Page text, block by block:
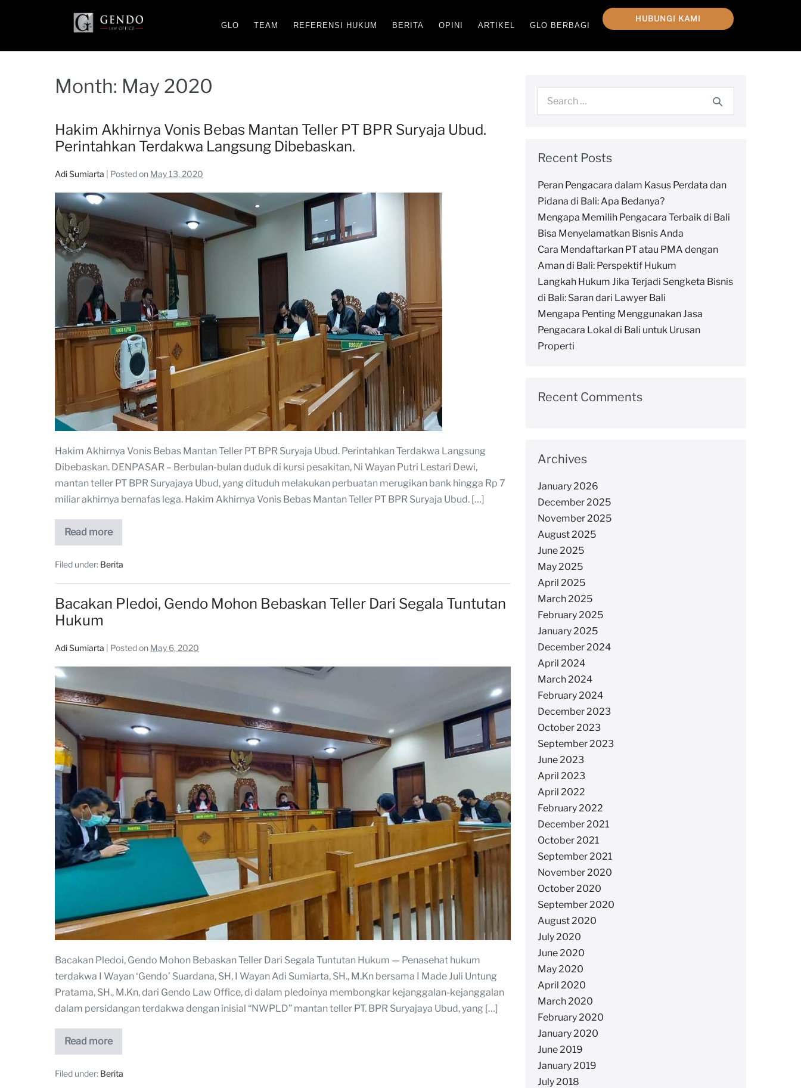
GLO TEAM REFERENSI HUKUM BERITA OPINI ARTIKEL GLO BERBAGI
HUBUNGI KAMI
Month: May 2020
Hakim Akhirnya Vonis Bebas Mantan Teller PT BPR Suryaja Ubud.
Perintahkan Terdakwa Langsung Dibebaskan.
Adi Sumiarta Posted on May 13, 2020
Hakim Akhirnya Vonis Bebas Mantan Teller PT BPR Suryaja Ubud. Perintahkan Terdakwa Langsung
Dibebaskan. DENPASAR – Berbulan-bulan duduk di kursi pesakitan, Ni Wayan Putri Lestari Dewi,
mantan teller PT BPR Suryajaya Ubud, yang dituduh melakukan perbuatan merugikan bank hingga Rp 7
miliar akhirnya bernafas lega. Hakim Akhirnya Vonis Bebas Mantan Teller PT BPR Suryaja Ubud. […]
Read more
Filed under: Berita
Bacakan Pledoi, Gendo Mohon Bebaskan Teller Dari Segala Tuntutan
Hukum
Adi Sumiarta Posted on May 6, 2020
Bacakan Pledoi, Gendo Mohon Bebaskan Teller Dari Segala Tuntutan Hukum — Penasehat hukum
terdakwa I Wayan ‘Gendo’ Suardana, SH, I Wayan Adi Sumiarta, SH., M.Kn bersama I Made Juli Untung
Pratama, SH., M.Kn, dari Gendo Law Office, di dalam pledoinya membongkar kejanggalan-kejanggalan
dalam persidangan terdakwa dengan inisial “NWPLD” mantan teller PT. BPR Suryajaya Ubud, yang […]
Read more
Filed under: Berita
Recent Posts
Peran Pengacara dalam Kasus Perdata dan
Pidana di Bali: Apa Bedanya?
Mengapa Memilih Pengacara Terbaik di Bali
Bisa Menyelamatkan Bisnis Anda
Cara Mendaftarkan PT atau PMA dengan
Aman di Bali: Perspektif Hukum
Langkah Hukum Jika Terjadi Sengketa Bisnis
di Bali: Saran dari Lawyer Bali
Mengapa Penting Menggunakan Jasa
Pengacara Lokal di Bali untuk Urusan
Properti
Recent Comments
Archives
January 2026
December 2025
November 2025
August 2025
June 2025
May 2025
April 2025
March 2025
February 2025
January 2025
December 2024
April 2024
March 2024
February 2024
December 2023
October 2023
September 2023
June 2023
April 2023
April 2022
February 2022
December 2021
October 2021
September 2021
November 2020
October 2020
September 2020
August 2020
July 2020
June 2020
May 2020
April 2020
March 2020
February 2020
January 2020
June 2019
January 2019
July 2018